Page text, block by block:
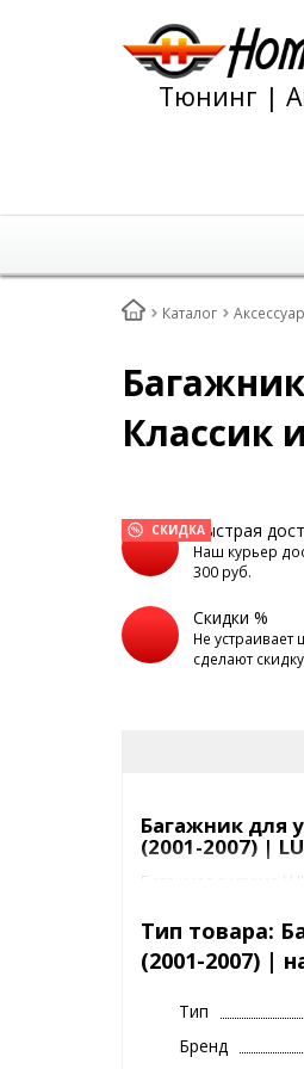
Тюнинг |
Каталог
Классик
СКИДКАБыстрая
Наш курьер
300 руб.
Скидки %
Не
сделают
Багажник для
(2001-2007) |
Багажная система
Крепежные
Для
элементы покрыты
ЭЛЕГАНТ -с
Тип товара:
(2001-2007) |
Тип
Бренд